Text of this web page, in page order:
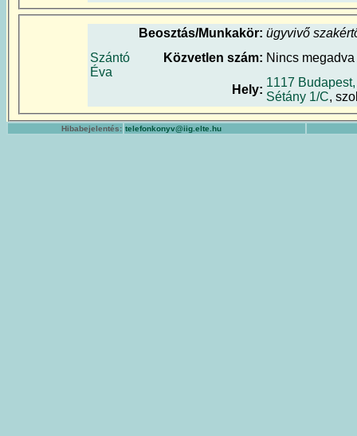
Szántó
Éva
Beosztás/Munkakör: ügyvivő
Közvetlen szám: Nincs megadva
Hely:
1117
Sétány 1/C,
Hibabejelentés: telefonkonyv@iig.elte.hu